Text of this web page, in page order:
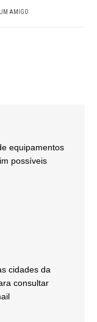
AMIGO
equipamentos
possíveis
cidades da
consultar